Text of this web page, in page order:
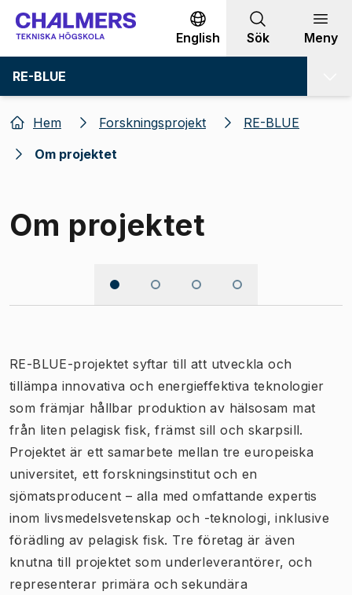
Gå till innehållet
English Sök Meny
RE-BLUE
Hem Forskningsprojekt
RE-BLUE
Om projektet
Om projektet
RE-BLUE-projektet syftar till att utveckla och
tillämpa innovativa och energieffektiva teknologier
som främjar hållbar produktion av hälsosam mat
från liten pelagisk fisk, främst sill och skarpsill.
Projektet är ett samarbete mellan tre europeiska
universitet, ett forskningsinstitut och en
sjömatsproducent – alla med omfattande expertis
inom livsmedelsvetenskap och -teknologi, inklusive
förädling av pelagisk fisk. Tre företag är även
knutna till projektet som underleverantörer, och
representerar primära och sekundära